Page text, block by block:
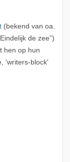
(bekend van oa.
de zee”)
hen op hun
'writers-block'